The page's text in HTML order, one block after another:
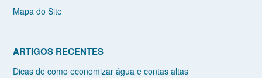
Mapa do Site
ARTIGOS RECENTES
Dicas de como economizar água e contas altas